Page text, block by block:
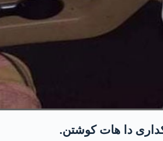
دا ھات کوشتن.